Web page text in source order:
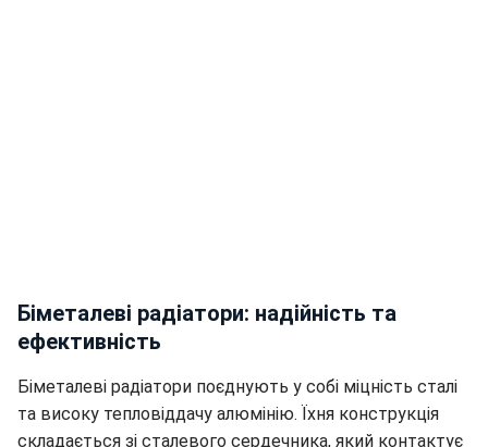
Біметалеві радіатори: надійність та
ефективність
Біметалеві радіатори поєднують у собі міцність сталі
та високу тепловіддачу алюмінію. Їхня конструкція
складається зі сталевого сердечника, який контактує